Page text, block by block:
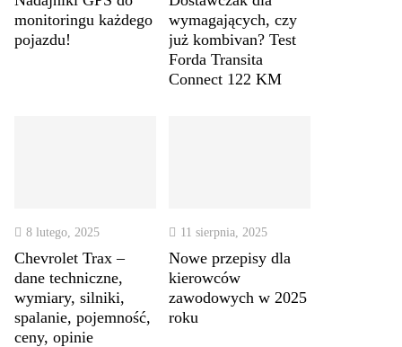
monitoringu każdego
pojazdu!
wymagających, czy
już kombivan? Test
Forda Transita
Connect 122 KM
8 lutego, 2025
Chevrolet Trax –
dane techniczne,
wymiary, silniki,
spalanie, pojemność,
ceny, opinie
11 sierpnia, 2025
Nowe przepisy dla
kierowców
zawodowych w 2025
roku